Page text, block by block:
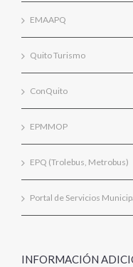
EMAAPQ
Quito Turismo
ConQuito
EPMMOP
EPQ (Trolebus, Metrobus)
Portal de Servicios
INFORMACIÓN